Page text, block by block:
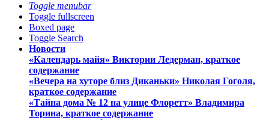
Toggle menubar
Toggle fullscreen
Boxed page
Toggle Search
Новости
«Календарь майя» Виктории Ледерман, краткое
содержание
«Вечера на хуторе близ Диканьки» Николая Гоголя,
краткое содержание
«Тайна дома № 12 на улице Флоретт» Владимира
Торина, краткое содержание